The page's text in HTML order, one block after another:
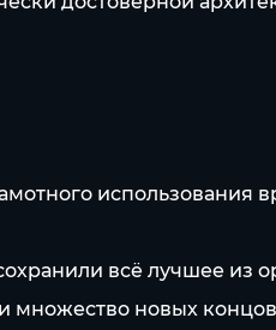
использования
всё лучшее из
множество новых